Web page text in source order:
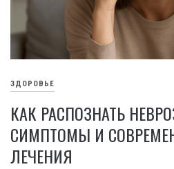
ЗДОРОВЬЕ
КАК РАСПОЗНАТЬ
СИМПТОМЫ И
ЛЕЧЕНИЯ